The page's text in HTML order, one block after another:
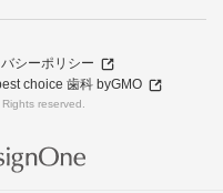
シーポリシー
choice 歯科 byGMO
reserved.